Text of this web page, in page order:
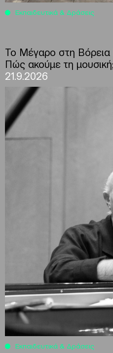
Εκπαιδευτικά & Δράσεις
To Μέγαρο στη Βόρεια
Πώς ακούμε τη μουσική;
21.9.2026
Εκπαιδευτικά & Δράσεις